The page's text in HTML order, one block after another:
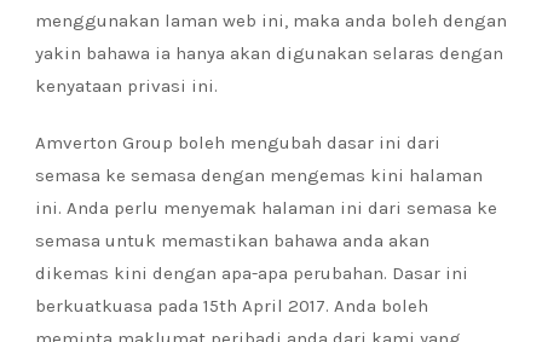
menggunakan laman web ini, maka anda boleh dengan
yakin bahawa ia hanya akan digunakan selaras dengan
kenyataan privasi ini.
Amverton Group boleh mengubah dasar ini dari
semasa ke semasa dengan mengemas kini halaman
ini. Anda perlu menyemak halaman ini dari semasa ke
semasa untuk memastikan bahawa anda akan
dikemas kini dengan apa-apa perubahan. Dasar ini
berkuatkuasa pada 15th April 2017. Anda boleh